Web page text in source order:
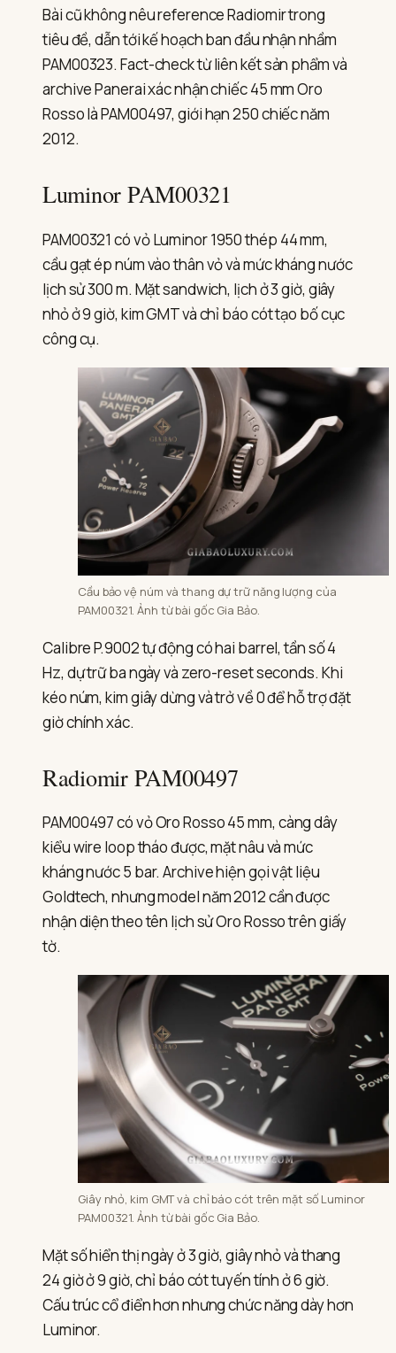
Bài cũ không nêu reference Radiomir trong
tiêu đề, dẫn tới kế hoạch ban đầu nhận nhầm
PAM00323. Fact-check từ liên kết sản phẩm và
archive Panerai xác nhận chiếc 45 mm Oro
Rosso là PAM00497, giới hạn 250 chiếc năm
2012.
Luminor PAM00321
PAM00321 có vỏ Luminor 1950 thép 44 mm,
cầu gạt ép núm vào thân vỏ và mức kháng nước
lịch sử 300 m. Mặt sandwich, lịch ở 3 giờ, giây
nhỏ ở 9 giờ, kim GMT và chỉ báo cót tạo bố cục
công cụ.
Cầu bảo vệ núm và thang dự trữ năng lượng của
PAM00321. Ảnh từ bài gốc Gia Bảo.
Calibre P.9002 tự động có hai barrel, tần số 4
Hz, dự trữ ba ngày và zero-reset seconds. Khi
kéo núm, kim giây dừng và trở về 0 để hỗ trợ đặt
giờ chính xác.
Radiomir PAM00497
PAM00497 có vỏ Oro Rosso 45 mm, càng dây
kiểu wire loop tháo được, mặt nâu và mức
kháng nước 5 bar. Archive hiện gọi vật liệu
Goldtech, nhưng model năm 2012 cần được
nhận diện theo tên lịch sử Oro Rosso trên giấy
tờ.
Giây nhỏ, kim GMT và chỉ báo cót trên mặt số Luminor
PAM00321. Ảnh từ bài gốc Gia Bảo.
Mặt số hiển thị ngày ở 3 giờ, giây nhỏ và thang
24 giờ ở 9 giờ, chỉ báo cót tuyến tính ở 6 giờ.
Cấu trúc cổ điển hơn nhưng chức năng dày hơn
Luminor.